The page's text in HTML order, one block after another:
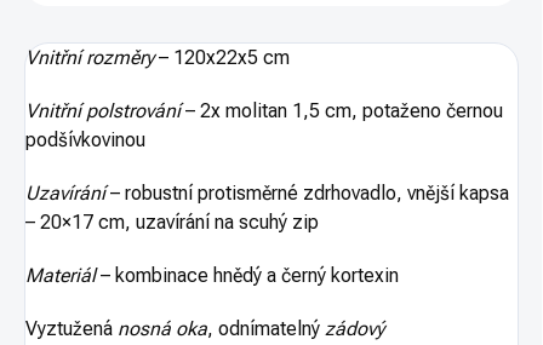
Vnitřní rozměry– 120x22x5 cm
Vnitřní polstrování– 2x molitan 1,5 cm, potaženo černou
podšívkovinou
Uzavírání– robustní protisměrné zdrhovadlo, vnější kapsa
– 20×17 cm, uzavírání na scuhý zip
Materiál– kombinace hnědý a černý kortexin
Vyztužená nosná oka, odnímatelný zádový